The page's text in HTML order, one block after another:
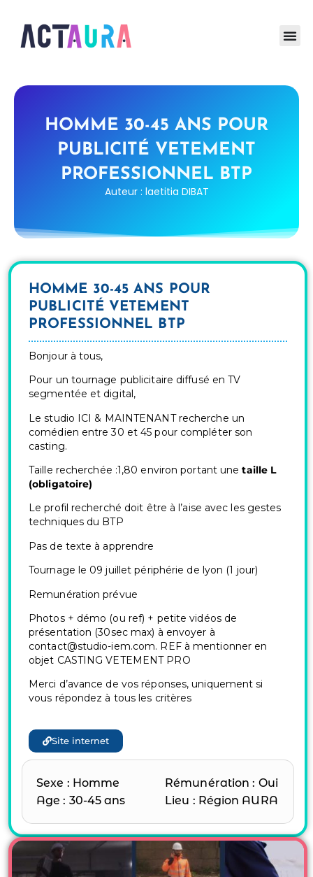
HOMME 30-45 ANS POUR
PUBLICITÉ VETEMENT
PROFESSIONNEL BTP
Auteur : laetitia DIBAT
HOMME 30-45 ANS POUR
PUBLICITÉ VETEMENT
PROFESSIONNEL BTP
Bonjour à tous,
Pour un tournage publicitaire diffusé en TV
segmentée et digital,
Le studio ICI & MAINTENANT recherche un
comédien entre 30 et 45 pour compléter son
casting.
Taille recherchée :1,80 environ portant unetaille L
(obligatoire)
Le profil recherché doit être à l’aise avec les gestes
techniques du BTP
Pas de texte à apprendre
Tournage le 09 juillet périphérie de lyon (1 jour)
Remunération prévue
Photos + démo (ou ref) + petite vidéos de
présentation (30sec max) à envoyer à
contact@studio-iem.com. REF à mentionner en
objet CASTING VETEMENT PRO
Merci d’avance de vos réponses, uniquement si
vous répondez à tous les critères
Site internet
Sexe : Homme
Age : 30-45 ans
Rémunération : Oui
Lieu : Région AURA